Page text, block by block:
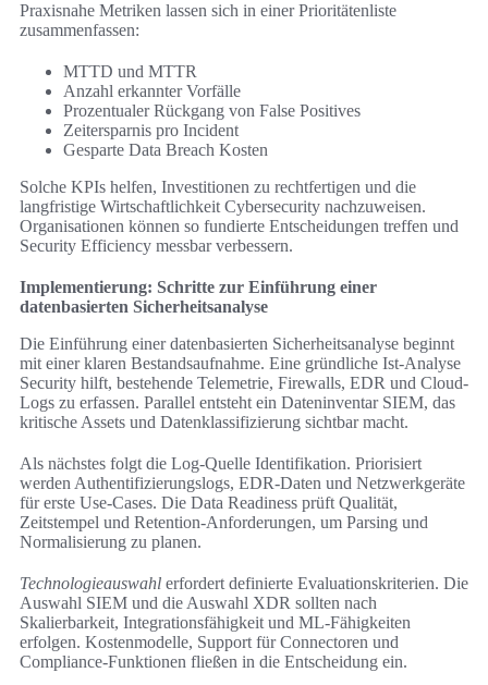
Praxisnahe Metriken lassen sich in einer Prioritätenliste
zusammenfassen:
MTTD und MTTR
Anzahl erkannter Vorfälle
Prozentualer Rückgang von False Positives
Zeitersparnis pro Incident
Gesparte Data Breach Kosten
Solche KPIs helfen, Investitionen zu rechtfertigen und die
langfristige Wirtschaftlichkeit Cybersecurity nachzuweisen.
Organisationen können so fundierte Entscheidungen treffen und
Security Efficiency messbar verbessern.
Implementierung: Schritte zur Einführung einer
datenbasierten Sicherheitsanalyse
Die Einführung einer datenbasierten Sicherheitsanalyse beginnt
mit einer klaren Bestandsaufnahme. Eine gründliche Ist-Analyse
Security hilft, bestehende Telemetrie, Firewalls, EDR und Cloud-
Logs zu erfassen. Parallel entsteht ein Dateninventar SIEM, das
kritische Assets und Datenklassifizierung sichtbar macht.
Als nächstes folgt die Log-Quelle Identifikation. Priorisiert
werden Authentifizierungslogs, EDR-Daten und Netzwerkgeräte
für erste Use-Cases. Die Data Readiness prüft Qualität,
Zeitstempel und Retention-Anforderungen, um Parsing und
Normalisierung zu planen.
Technologieauswahl erfordert definierte Evaluationskriterien. Die
Auswahl SIEM und die Auswahl XDR sollten nach
Skalierbarkeit, Integrationsfähigkeit und ML-Fähigkeiten
erfolgen. Kostenmodelle, Support für Connectoren und
Compliance-Funktionen fließen in die Entscheidung ein.